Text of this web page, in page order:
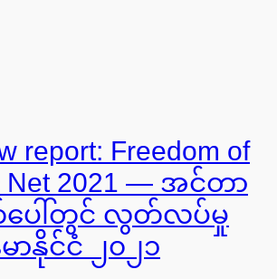
report: Freedom of
Net 2021 — အင်တာ
ေါ်တွင် လွတ်လပ်မှု
မာနိုင်ငံ ၂၀၂၁